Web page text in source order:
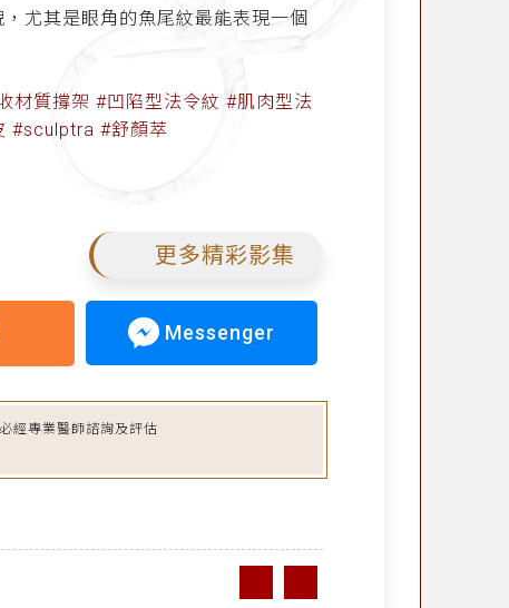
尤其是眼角的魚尾紋最能表現一個
材質撐架 #凹陷型法令紋 #肌肉型法
#sculptra #舒顏萃
更多精彩影集
Messenger
經專業醫師諮詢及評估